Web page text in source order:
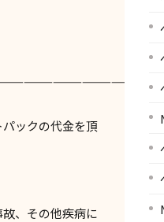
ックの代金を頂
、その他疾病に